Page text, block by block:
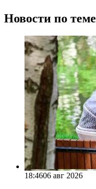
Новости по теме
18:4606 авг 2026